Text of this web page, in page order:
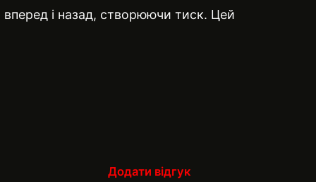
і назад, створюючи тиск. Цей
Додати відгук